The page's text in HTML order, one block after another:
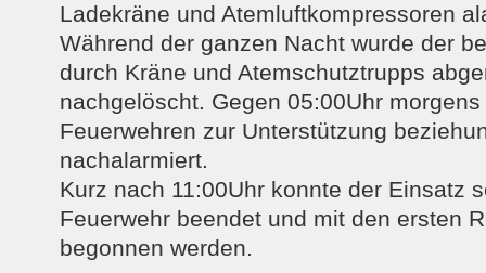
Ladekräne und Atemluftkompressoren
Während der ganzen Nacht wurde der
durch Kräne und Atemschutztrupps
nachgelöscht. Gegen 05:00Uhr
Feuerwehren zur Unterstützung
nachalarmiert.
Kurz nach 11:00Uhr konnte der Einsatz
Feuerwehr beendet und mit den ersten
begonnen werden.